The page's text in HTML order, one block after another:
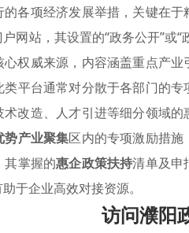
各项经济发展举措，关键在
户网站，其设置的“政务公开”或
权威来源，内容涵盖重点产
类平台通常对分散于各部门的专
改造、人才引进等细分领域
势产业聚集区内的专项激励措
其掌握的惠企政策扶持清单及申
于企业高效对接资源。
访问濮阳